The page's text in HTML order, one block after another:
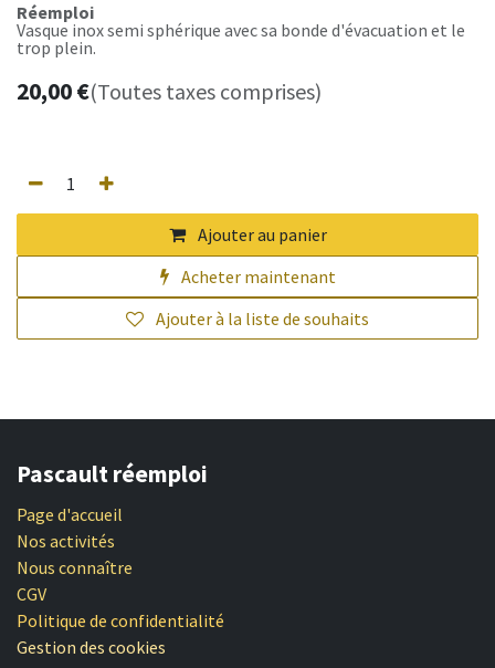
Réemploi
Vasque inox semi sphérique avec sa bonde d'évacuation et le
trop plein.
20,00€(Toutes taxes comprises)
Ajouter au panier
Acheter maintenant
Ajouter à la liste de souhaits
Pascault réemploi
Page d'accueil
Nos activités
Nous connaître
CGV
Politique de confidentialité
Gestion des cookies